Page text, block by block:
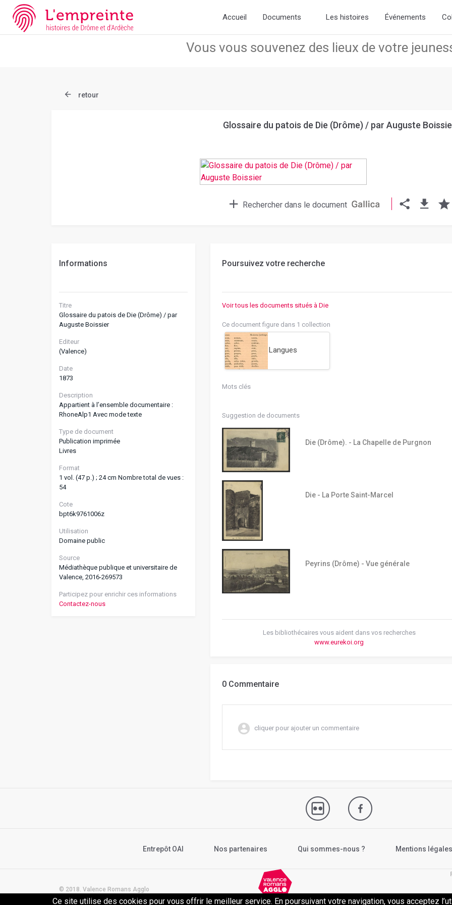
Array ( [slug] => document [ref] => bpt6k9761006z )
Accueil Documents Les histoires Événements
retour
Glossaire du patois de Die (Drôme) / par Auguste
Rechercher dans le document
Informations
Titre
Glossaire du patois de Die (Drôme) / par
Auguste Boissier
Editeur
(Valence)
Date
1873
Description
Appartient à l’ensemble documentaire :
RhoneAlp1 Avec mode texte
Type de document
Publication imprimée
Livres
Format
1 vol. (47 p.) ; 24 cm Nombre total de vues :
54
Cote
bpt6k9761006z
Utilisation
Domaine public
Source
Médiathèque publique et universitaire de
Valence, 2016-269573
Participez pour enrichir ces informations
Contactez-nous
Poursuivez votre recherche
Voir tous les documents situés à Die
Ce document figure dans 1 collection
Langues
Mots clés
Suggestion de documents
Die (Drôme). - La Chapelle de Purgnon
Die - La Porte Saint-Marcel
Peyrins (Drôme) - Vue générale
Les bibliothécaires vous aident dans vos recherches
www.eurekoi.org
0 Commentaire
cliquer pour ajouter un commentaire
Entrepôt OAI Nos partenaires Qui sommes-nous ? Mentions légales
© 2018. Valence Romans Agglo
Ce site utilise des cookies pour vous offrir le meilleur service. En poursuivant votre navigation, vous acceptez